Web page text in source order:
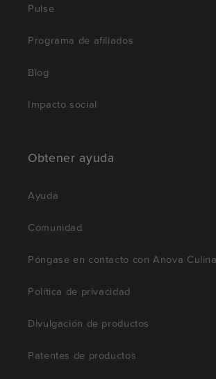
Pulse
Programa de afiliados
Blog
Impacto social
Obtener ayuda
Ayuda
Comunidad
Póngase en contacto con Anova
Política de privacidad
Divulgación de productos
Patentes de productos